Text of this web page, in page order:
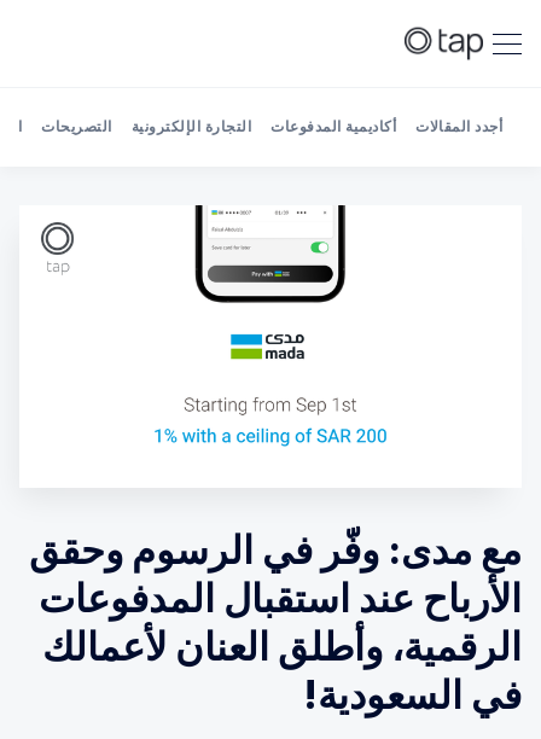
Search Tap Payments
أجدد المقالات أكاديمية المدفوعات التجارة الإلكترونية التصريحات
مع مدى: وفّر في الرسوم وحقق
الأرباح عند استقبال المدفوعات
الرقمية، وأطلق العنان لأعمالك
في السعودية!